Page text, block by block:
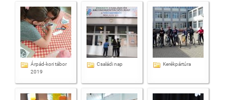
Árpád-kori tábor
2019
Családi nap Kerékpártúra